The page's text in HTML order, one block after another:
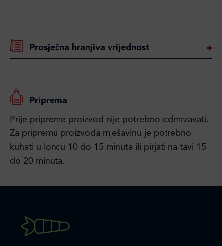
Prosječna hranjiva vrijednost
Priprema
Prije pripreme proizvod nije potrebno odmrzavati.
Za pripremu proizvoda mješavinu je potrebno
kuhati u loncu 10 do 15 minuta ili pirjati na tavi 15
do 20 minuta.